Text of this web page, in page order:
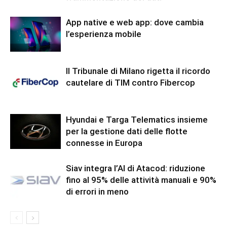
App native e web app: dove cambia
l’esperienza mobile
Il Tribunale di Milano rigetta il ricordo
cautelare di TIM contro Fibercop
Hyundai e Targa Telematics insieme
per la gestione dati delle flotte
connesse in Europa
Siav integra l’AI di Atacod: riduzione
fino al 95% delle attività manuali e 90%
di errori in meno